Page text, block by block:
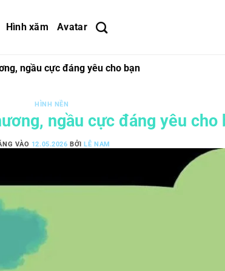
Hình xăm Avatar
ngầu cực đáng yêu cho bạn
HÌNH NỀN
ngầu cực đáng yêu cho
VÀO 12.05.2026 BỞILÊ NAM